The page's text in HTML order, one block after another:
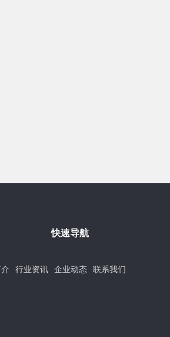
快速导航
行业资讯 企业动态 联系我们